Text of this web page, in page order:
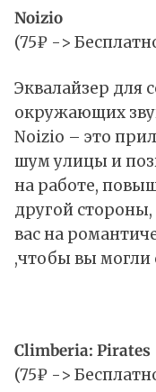
Noizio
(75₽ ->
Эквалайзер для
окружающих
Noizio – это
шум улицы и
на работе,
другой
вас на
,чтобы вы могли
Climberia: Pirates
(75₽ ->